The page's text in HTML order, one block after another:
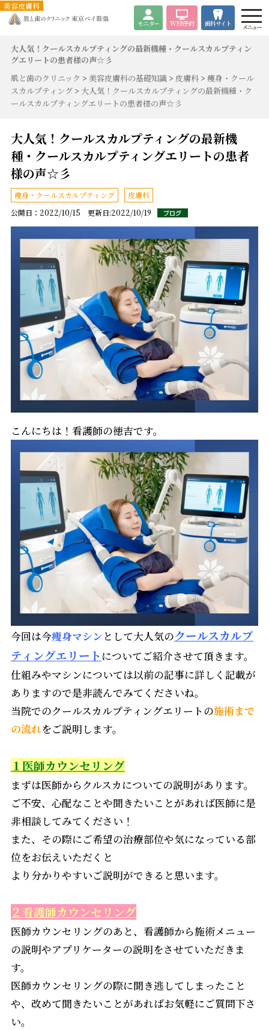
美容皮膚科
モニター WEB予約 歯科サイト メニュー
大人気！クールスカルプティングの最新機種・クールスカルプティン
グエリートの患者様の声☆彡
肌と歯のクリニック > 美容皮膚科の基礎知識> 皮膚科> 痩身・クール
スカルプティング> 大人気！クールスカルプティングの最新機種・ク
ールスカルプティングエリートの患者様の声☆彡
大人気！クールスカルプティングの最新機
種・クールスカルプティングエリートの患者
様の声☆彡
痩身・クールスカルプティング
皮膚科
公開日：2022/10/15 更新日:2022/10/19
こんにちは！看護師の徳吉です。
今回は今痩身マシン として大人気のクールスカルプ
ティングエリート についてご紹介させて頂きます。
仕組みやマシンについては以前の記事に詳しく記載が
ありますので是非読んでみてくださいね。
当院でのクールスカルプティングエリートの施術まで
の流れをご説明します。
１医師カウンセリング
まずは医師からクルスカについての説明があります。
ご不安、心配なことや聞きたいことがあれば医師に是
非相談してみてください！
また、その際にご希望の治療部位や気になっている部
位をお伝えいただくと
より分かりやすいご説明ができると思います。
２看護師カウンセリング
医師カウンセリングのあと、看護師から施術メニュー
の説明やアプリケーターの説明をさせていただきま
す。
医師カウンセリングの際に聞き逃してしまったこと
や、改めて聞きたいことがあればお気軽にご質問下さ
い。